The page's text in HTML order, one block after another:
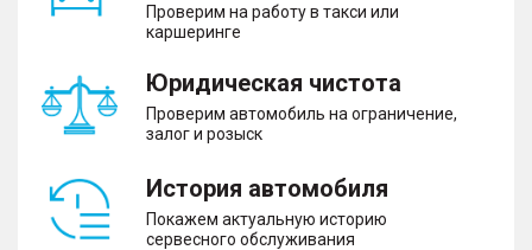
Проверим на работу в такси или
каршеринге
Юридическая чистота
Проверим автомобиль на ограничение,
залог и розыск
История автомобиля
Покажем актуальную историю
сервесного обслуживания